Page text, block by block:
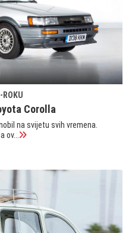
ROKU
Corolla
na svijetu svih vremena.
ov...